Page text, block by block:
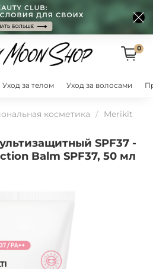
0
Уход за телом Уход за волосами
косметика Merikit
SPF37 -
Balm SPF37, 50 мл